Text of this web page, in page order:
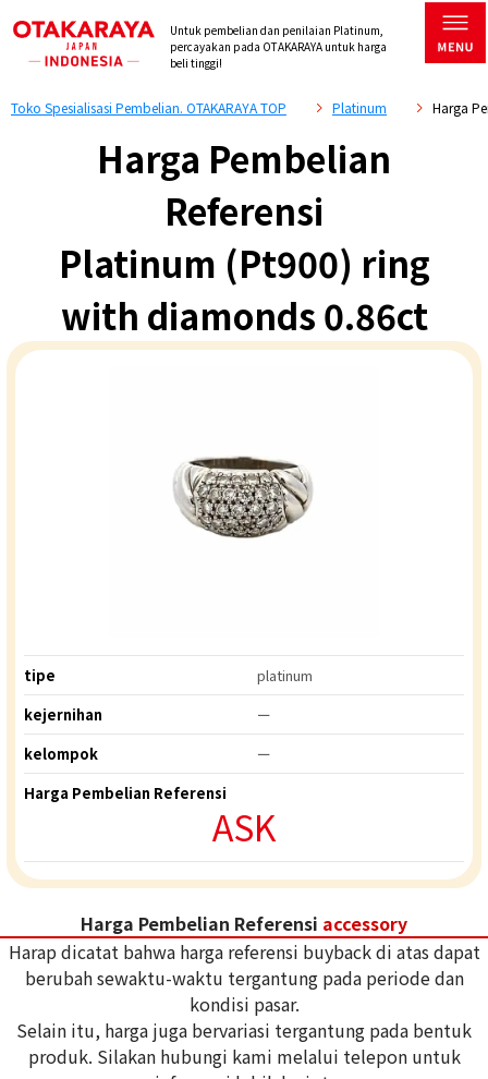
Untuk pembelian dan penilaian Platinum,
percayakan pada OTAKARAYA untuk harga
beli tinggi!
Toko Spesialisasi Pembelian. OTAKARAYA TOP Platinum Harga
Harga Pembelian
Referensi
Platinum (Pt900) ring
with diamonds 0.86ct
tipe
platinum
kejernihan
ー
kelompok
ー
Harga Pembelian Referensi
ASK
Harga Pembelian Referensi accessory
Harap dicatat bahwa harga referensi buyback di atas dapat
berubah sewaktu-waktu tergantung pada periode dan
kondisi pasar.
Selain itu, harga juga bervariasi tergantung pada bentuk
produk. Silakan hubungi kami melalui telepon untuk